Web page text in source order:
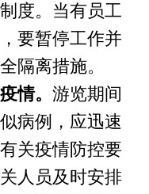
度。当有员工
要暂停工作并
隔离措施。
情。 游览期间
病例，应迅速
关疫情防控要
人员及时安排